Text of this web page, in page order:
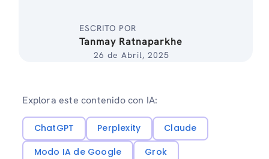
ESCRITO POR
Tanmay Ratnaparkhe
26 de Abril, 2025
Explora este contenido con IA:
ChatGPT Perplexity
Claude
Modo IA de Google
Grok